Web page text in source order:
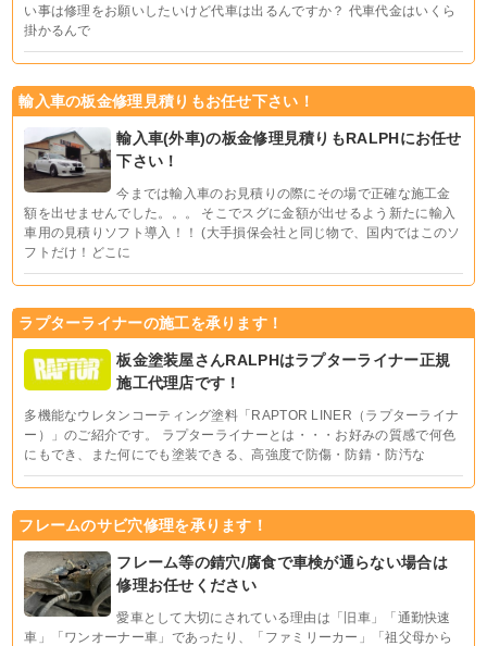
い事は修理をお願いしたいけど代車は出るんですか？ 代車代金はいくら
掛かるんで
輸入車の板金修理見積りもお任せ下さい！
輸入車(外車)の板金修理見積りもRALPHにお任せ
下さい！
今までは輸入車のお見積りの際にその場で正確な施工金
額を出せませんでした。。。 そこでスグに金額が出せるよう新たに輸入
車用の見積りソフト導入！！ (大手損保会社と同じ物で、国内ではこのソ
フトだけ！どこに
ラプターライナーの施工を承ります！
板金塗装屋さんRALPHはラプターライナー正規
施工代理店です！
多機能なウレタンコーティング塗料「RAPTOR LINER（ラプターライナ
ー）」のご紹介です。 ラプターライナーとは・・・お好みの質感で何色
にもでき、また何にでも塗装できる、高強度で防傷・防錆・防汚な
フレームのサビ穴修理を承ります！
フレーム等の錆穴/腐食で車検が通らない場合は
修理お任せください
愛車として大切にされている理由は「旧車」「通勤快速
車」「ワンオーナー車」であったり、「ファミリーカー」「祖父母から